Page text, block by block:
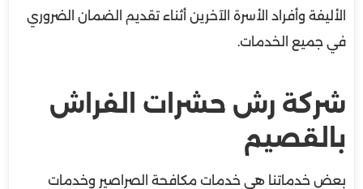
الأليفة وأفراد الأسرة الآخرين أثناء تقديم الضمان الضروري
في جميع الخدمات.
شركة رش حشرات الفراش
بالقصيم
بعض خدماتنا هي خدمات مكافحة الصراصير وخدمات